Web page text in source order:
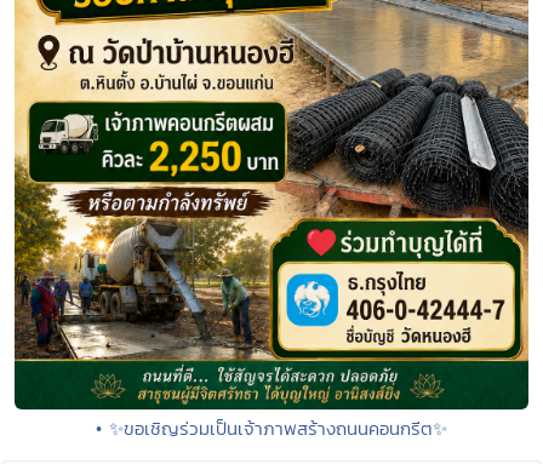
• ✨ขอเชิญร่วมเป็นเจ้าภาพสร้างถนนคอนกรีต✨